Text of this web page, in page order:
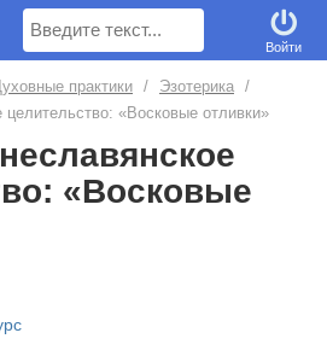
Поиск
Войти
практики / Эзотерика /
целительство: «Восковые отливки»
«Восковые